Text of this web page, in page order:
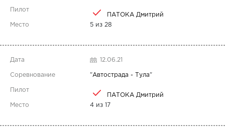
ПАТОКА Дмитрий
5 из 28
12.06.21
"Автострада - Тула"
ПАТОКА Дмитрий
4 из 17